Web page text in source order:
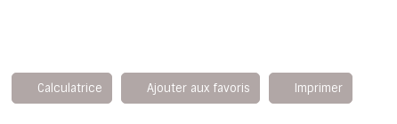
Calculatrice Ajouter aux favoris Imprimer